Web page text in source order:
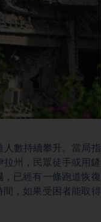
人數持續攀升。當局指
州，民眾徒手或用鏟
，已經有一條跑道恢復
，如果受困者能取得